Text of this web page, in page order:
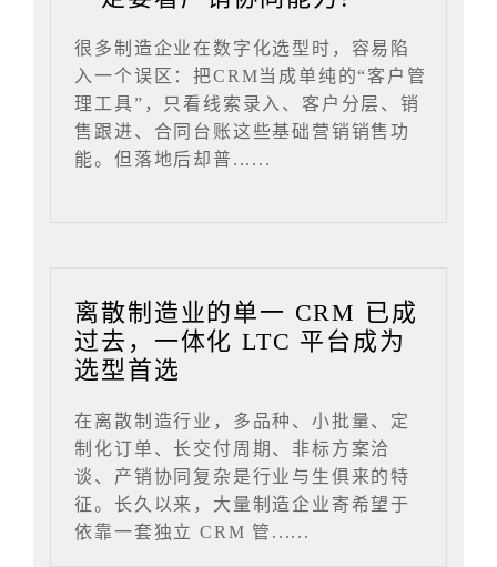
很多制造企业在数字化选型时，容易陷
入一个误区：把CRM当成单纯的“客户管
理工具”，只看线索录入、客户分层、销
售跟进、合同台账这些基础营销销售功
能。但落地后却普......
离散制造业的单一 CRM 已成
过去，一体化 LTC 平台成为
选型首选
在离散制造行业，多品种、小批量、定
制化订单、长交付周期、非标方案洽
谈、产销协同复杂是行业与生俱来的特
征。长久以来，大量制造企业寄希望于
依靠一套独立 CRM 管......